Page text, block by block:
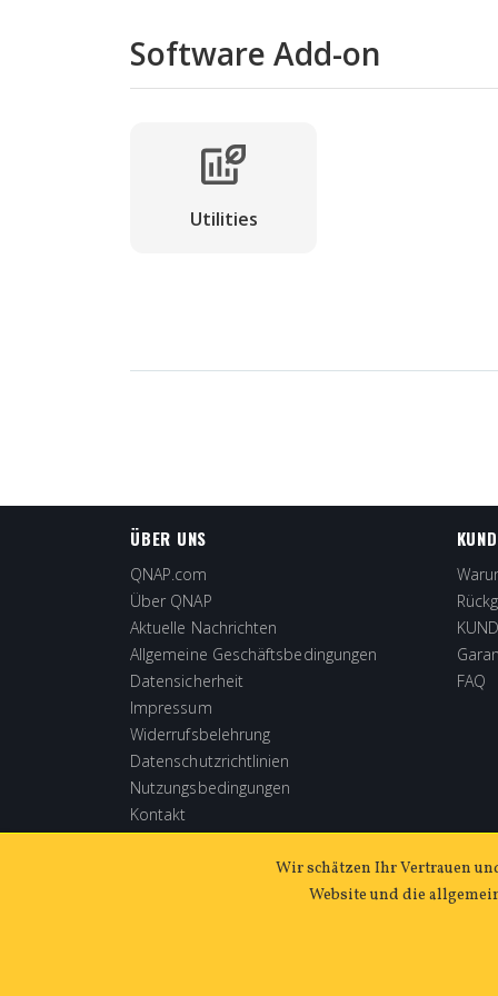
Software Add-on
Utilities
ÜBER UNS
QNAP.com
Über QNAP
Aktuelle Nachrichten
Allgemeine Geschäftsbedingungen
Datensicherheit
Impressum
Widerrufsbelehrung
Datenschutzrichtlinien
Nutzungsbedingungen
Kontakt
FAQ
Wir schätzen Ihr Vertrauen
Website und die